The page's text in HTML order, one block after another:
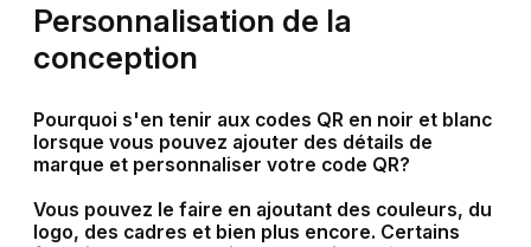
Personnalisation de la
conception
Pourquoi s'en tenir aux codes QR en noir et blanc
lorsque vous pouvez ajouter des détails de
marque et personnaliser votre code QR?
Vous pouvez le faire en ajoutant des couleurs, du
logo, des cadres et bien plus encore. Certains